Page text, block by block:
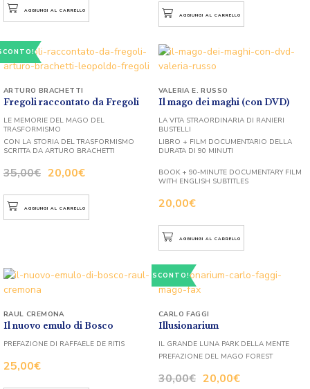
AGGIUNGI AL CARRELLO
AGGIUNGI AL CARRELLO
Fregoli raccontato da Fregoli
35,00€ 20,00€
ARTURO BRACHETTI
LE MEMORIE DEL MAGO DEL
TRASFORMISMO
CON LA STORIA DEL TRASFORMISMO
SCRITTA DA ARTURO BRACHETTI
AGGIUNGI AL CARRELLO
Il mago dei maghi (con DVD)
20,00€
VALERIA E. RUSSO
LA VITA STRAORDINARIA DI RANIERI
BUSTELLI
LIBRO + FILM DOCUMENTARIO DELLA
DURATA DI 90 MINUTI
BOOK + 90-MINUTE DOCUMENTARY FILM
WITH ENGLISH SUBTITLES
AGGIUNGI AL CARRELLO
Il nuovo emulo di Bosco
25,00€
RAUL CREMONA
PREFAZIONE DI RAFFAELE DE RITIS
SCONTO!
Illusionarium
30,00€ 20,00€
CARLO FAGGI
IL GRANDE LUNA PARK DELLA MENTE
PREFAZIONE DEL MAGO FOREST